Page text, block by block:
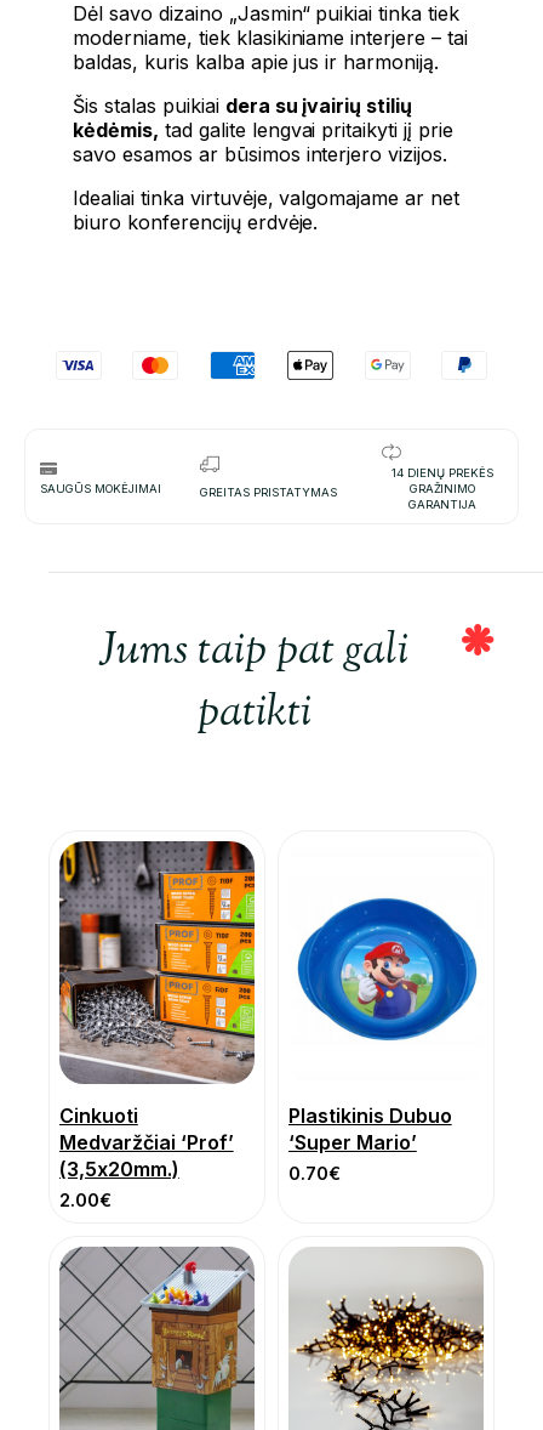
Dėl savo dizaino „Jasmin“ puikiai tinka tiek
moderniame, tiek klasikiniame interjere – tai
baldas, kuris kalba apie jus ir harmoniją.
Šis stalas puikiai dera su įvairių stilių
kėdėmis, tad galite lengvai pritaikyti jį prie
savo esamos ar būsimos interjero vizijos.
Idealiai tinka virtuvėje, valgomajame ar net
biuro konferencijų erdvėje.
SAUGŪS MOKĖJIMAI GREITAS PRISTATYMAS
14 DIENŲ PREKĖS
GRAŽINIMO
GARANTIJA
Jums taip pat gali
patikti
Cinkuoti
Medvaržčiai ‘Prof’
(3,5x20mm.)
2.00€
Plastikinis Dubuo
‘Super Mario’
0.70€